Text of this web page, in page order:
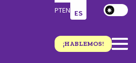
PTEN ES
¡HABLEMOS!